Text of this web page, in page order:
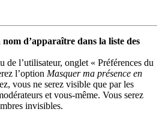
d’apparaître dans la liste des
de l’utilisateur, onglet « Préférences du
l’option Masquer ma présence en
vous ne serez visible que par les
et vous-même. Vous serez
invisibles.